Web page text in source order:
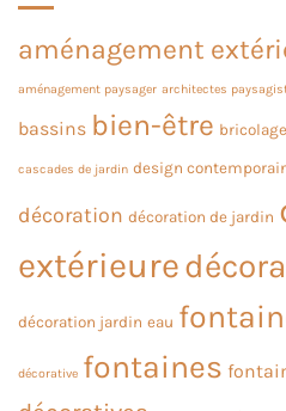
aménagement
aménagement paysager architectes
bassins bien-être bricolage
cascades de jardin design
décoration décoration de jardin
extérieure
décoration jardin eau
décorative fontaines